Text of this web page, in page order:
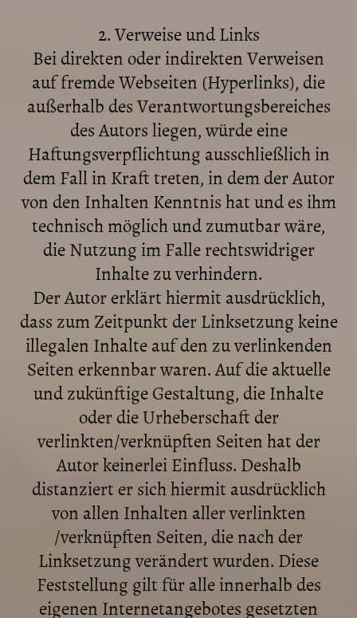
2. Verweise und Links
Bei direkten oder indirekten Verweisen
auf fremde Webseiten (Hyperlinks), die
außerhalb des Verantwortungsbereiches
des Autors liegen, würde eine
Haftungsverpflichtung ausschließlich in
dem Fall in Kraft treten, in dem der Autor
von den Inhalten Kenntnis hat und es ihm
technisch möglich und zumutbar wäre,
die Nutzung im Falle rechtswidriger
Inhalte zu verhindern.
Der Autor erklärt hiermit ausdrücklich,
dass zum Zeitpunkt der Linksetzung keine
illegalen Inhalte auf den zu verlinkenden
Seiten erkennbar waren. Auf die aktuelle
und zukünftige Gestaltung, die Inhalte
oder die Urheberschaft der
verlinkten/verknüpften Seiten hat der
Autor keinerlei Einfluss. Deshalb
distanziert er sich hiermit ausdrücklich
von allen Inhalten aller verlinkten
/verknüpften Seiten, die nach der
Linksetzung verändert wurden. Diese
Feststellung gilt für alle innerhalb des
eigenen Internetangebotes gesetzten